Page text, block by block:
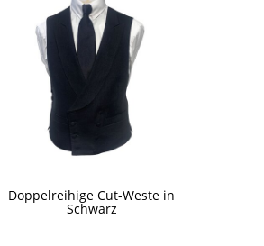
Doppelreihige Cut-Weste in
Schwarz